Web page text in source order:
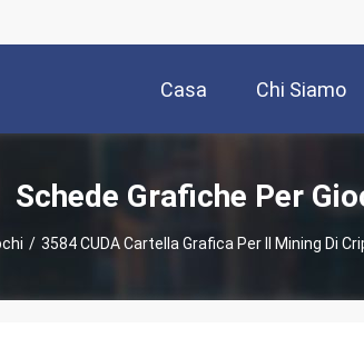
Casa Chi Siamo
Schede Grafiche Per
/ 3584 CUDA Cartella Grafica Per Il Mining Di